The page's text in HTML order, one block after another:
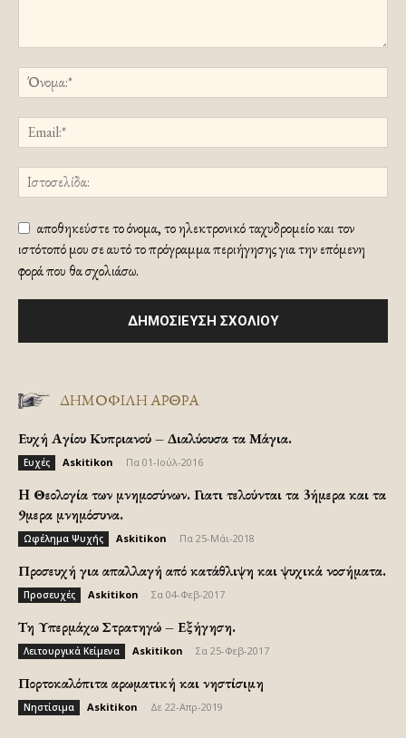
αποθηκεύστε το όνομα, το ηλεκτρονικό ταχυδρομείο και τον
ιστότοπό μου σε αυτό το πρόγραμμα περιήγησης για την επόμενη
φορά που θα σχολιάσω.
ΔΗΜΟΦΙΛΗ ΑΡΘΡΑ
Ευχή Αγίου Κυπριανού – Διαλύουσα τα Μάγια.
Ευχές Askitikon Πα 01-Ιούλ-2016
H Θεολογία των μνημοσύνων. Γιατι τελούνται τα 3ήμερα και τα
9μερα μνημόσυνα.
Ωφέλημα Ψυχής Askitikon Πα 25-Μάι-2018
Προσευχή για απαλλαγή από κατάθλιψη και ψυχικά νοσήματα.
Προσευχές Askitikon Σα 04-Φεβ-2017
Τη Υπερμάχω Στρατηγώ – Εξήγηση.
Λειτουργικά Κείμενα Askitikon Σα 25-Φεβ-2017
Πορτοκαλόπιτα αρωματική και νηστίσιμη
Νηστίσιμα Askitikon Δε 22-Απρ-2019